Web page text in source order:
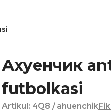
Ахуенчик
futbolkasi
Artikul: 4Q8 / ahuenchik